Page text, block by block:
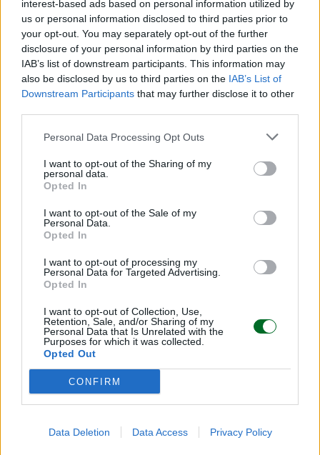
interest-based ads based on personal information utilized by
us or personal information disclosed to third parties prior to
your opt-out. You may separately opt-out of the further
disclosure of your personal information by third parties on the
IAB’s list of downstream participants. This information may
also be disclosed by us to third parties on the IAB’s List of
Downstream Participants that may further disclose it to other
Personal Data Processing Opt Outs
I want to opt-out of the Sharing of my
personal data.
Opted In
I want to opt-out of the Sale of my
Personal Data.
Opted In
I want to opt-out of processing my
Personal Data for Targeted Advertising.
Opted In
I want to opt-out of Collection, Use,
Retention, Sale, and/or Sharing of my
Personal Data that Is Unrelated with the
Purposes for which it was collected.
Opted Out
CONFIRM
Data Deletion Data Access Privacy Policy